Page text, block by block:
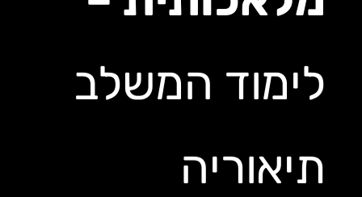
לימוד המשלב
תיאוריה